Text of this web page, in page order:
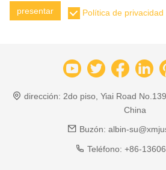
presentar Política de privacidad
dirección: 2do piso, Yiai Road
China
Buzón: albin-
Teléfono: +86-